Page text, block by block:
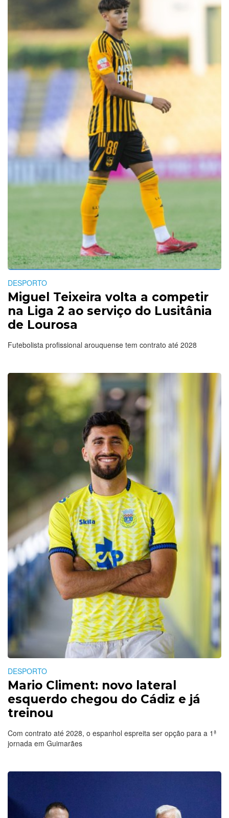
DESPORTO
Miguel Teixeira volta a competir
na Liga 2 ao serviço do Lusitânia
de Lourosa
Futebolista profissional arouquense tem contrato até 2028
DESPORTO
Mario Climent: novo lateral
esquerdo chegou do Cádiz e já
treinou
Com contrato até 2028, o espanhol espreita ser opção para a 1ª
jornada em Guimarães